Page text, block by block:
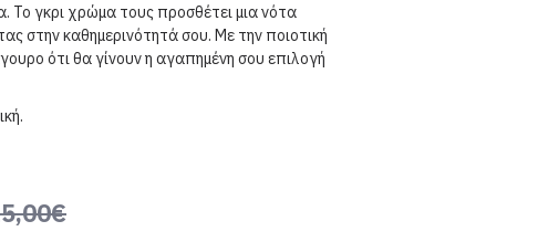
Το γκρι χρώμα τους προσθέτει μια νότα
στην καθημερινότητά σου. Με την ποιοτική
ότι θα γίνουν η αγαπημένη σου επιλογή